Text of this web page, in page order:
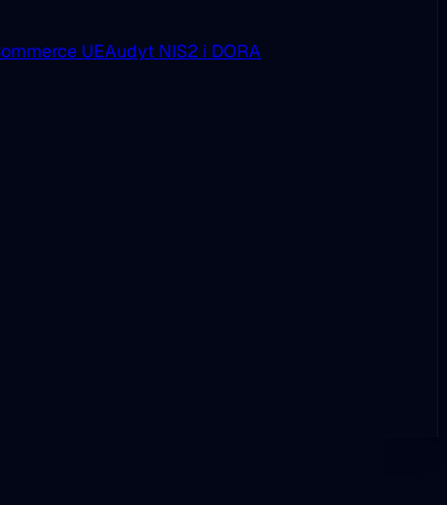
UEAudyt NIS2 i DORA